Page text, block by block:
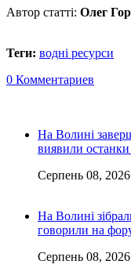
Автор статті: Олег
Теги: водні ресурси
0 Комментариев
На Волині
виявили
Серпень 08, 2026
На Волині
говорили на
Серпень 08, 2026